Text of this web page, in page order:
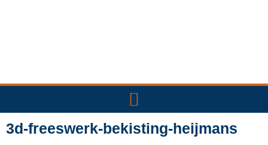
3d-freeswerk-bekisting-heijmans